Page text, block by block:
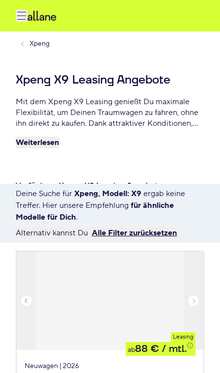
Xpeng
Xpeng X9 Leasing Angebote
Mit dem Xpeng X9 Leasing genießt Du maximale
Flexibilität, um Deinen Traumwagen zu fahren, ohne
ihn direkt zu kaufen. Dank attraktiver Konditionen,
Raten bietet Xpeng X9 Leasing eine praktische und
Weiterlesen
Verfügbare Xpeng X9 Leasing Angebote
7557 Angebote für Deine Suche
Deine Suche für Xpeng, Modell: X9 ergab keine
Treffer. Hier unsere Empfehlung für ähnliche
Modelle für Dich.
Alternativ kannst Du Alle Filter zurücksetzen
Leasing
ab88 € / mtl.
Neuwagen | 2026